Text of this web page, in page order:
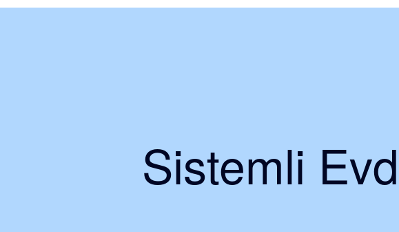
Sistemli